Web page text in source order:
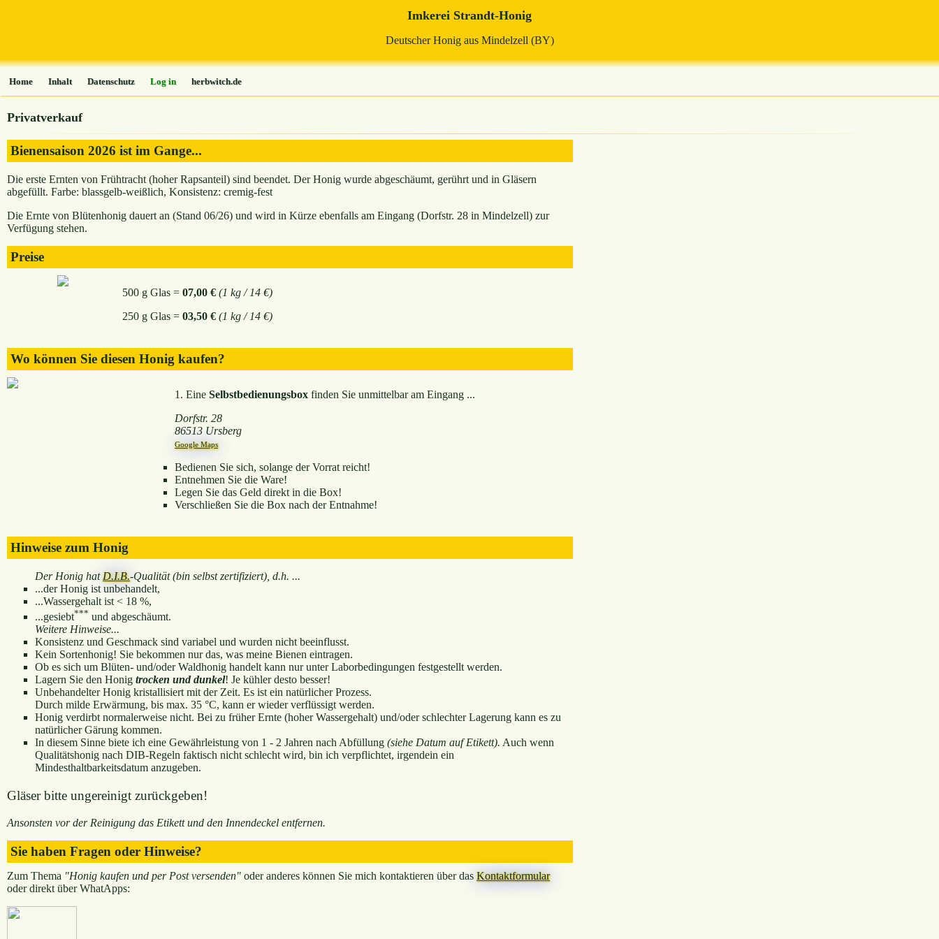
Imkerei Strandt-Honig
Deutscher Honig aus Mindelzell (BY)
Home Inhalt Datenschutz Log in herbwitch.de
Privatverkauf
Bienensaison 2026 ist im Gange...
Die erste Ernten von Frühtracht (hoher Rapsanteil) sind beendet. Der Honig wurde abgeschäumt, gerührt und in Gläsern
abgefüllt. Farbe: blassgelb-weißlich, Konsistenz: cremig-fest
Die Ernte von Blütenhonig dauert an (Stand 06/26) und wird in Kürze ebenfalls am Eingang (Dorfstr. 28 in Mindelzell) zur
Verfügung stehen.
Preise
500 g Glas = 07,00 € (1 kg / 14 €)
250 g Glas = 03,50 € (1 kg / 14 €)
Wo können Sie diesen Honig kaufen?
1. Eine Selbstbedienungsbox finden Sie unmittelbar am Eingang ...
Dorfstr. 28
86513 Ursberg
Google Maps
Bedienen Sie sich, solange der Vorrat reicht!
Entnehmen Sie die Ware!
Legen Sie das Geld direkt in die Box!
Verschließen Sie die Box nach der Entnahme!
Hinweise zum Honig
Der Honig hatD.I.B.-Qualität (bin selbst zertifiziert), d.h. ...
...der Honig ist unbehandelt,
...Wassergehalt ist < 18 %,
...gesiebt*** und abgeschäumt.
Weitere Hinweise...
Konsistenz und Geschmack sind variabel und wurden nicht beeinflusst.
Kein Sortenhonig! Sie bekommen nur das, was meine Bienen eintragen.
Ob es sich um Blüten- und/oder Waldhonig handelt kann nur unter Laborbedingungen festgestellt werden.
Lagern Sie den Honig trocken und dunkel! Je kühler desto besser!
Unbehandelter Honig kristallisiert mit der Zeit. Es ist ein natürlicher Prozess.
Durch milde Erwärmung, bis max. 35 °C, kann er wieder verflüssigt werden.
Honig verdirbt normalerweise nicht. Bei zu früher Ernte (hoher Wassergehalt) und/oder schlechter Lagerung kann es zu
natürlicher Gärung kommen.
In diesem Sinne biete ich eine Gewährleistung von 1 - 2 Jahren nach Abfüllung (siehe Datum auf Etikett). Auch wenn
Qualitätshonig nach DIB-Regeln faktisch nicht schlecht wird, bin ich verpflichtet, irgendein ein
Mindesthaltbarkeitsdatum anzugeben.
Gläser bitte ungereinigt zurückgeben!
Ansonsten vor der Reinigung das Etikett und den Innendeckel entfernen.
Sie haben Fragen oder Hinweise?
Zum Thema "Honig kaufen und per Post versenden" oder anderes können Sie mich kontaktieren über das Kontaktformular
oder direkt über WhatApps: